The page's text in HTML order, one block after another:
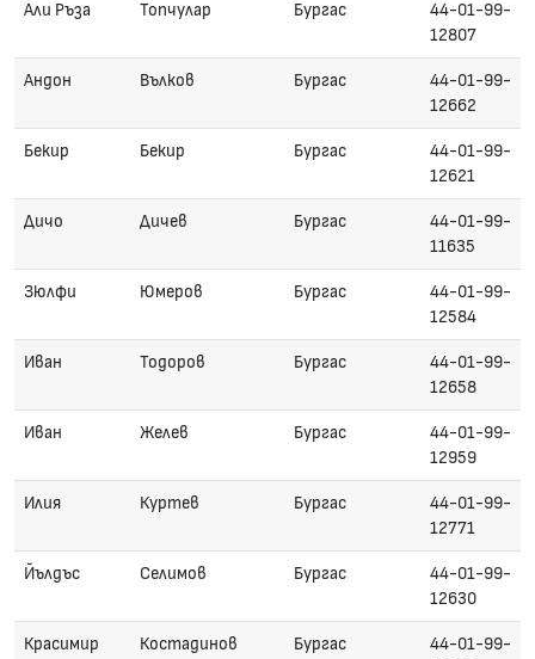
Али Ръза Топчулар Бургас
44-01-99-
12807
Андон Вълков Бургас
44-01-99-
12662
Бекир Бекир Бургас
44-01-99-
12621
Дичо Дичев Бургас
44-01-99-
11635
Зюлфи Юмеров Бургас
44-01-99-
12584
Иван Тодоров Бургас
44-01-99-
12658
Иван Желев Бургас
44-01-99-
12959
Илия Куртев Бургас
44-01-99-
12771
Йълдъс Селимов Бургас
44-01-99-
12630
Красимир Костадинов Бургас
44-01-99-